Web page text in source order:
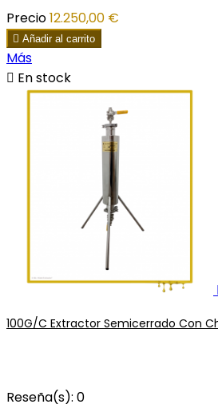
Precio12.250,00 €
 Añadir al carrito
Más
 En stock
100G/C Extractor Semicerrado Con
Reseña(s): 0